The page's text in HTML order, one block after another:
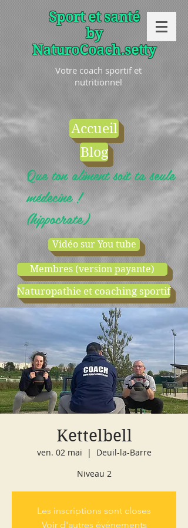
Sport et santé
by
NaturoCoach.setty
Votre coach sportif et
nutritionnel
Accueil
Blog
Que ton aliment soit ta seule
médecine !
(hippocrate)
Vidéo sur You tube
Membres (version payante)
Naturopathie et coaching sportif
cours d'essai boutique
Kettelbell
ven. 02 mai
  |
Deuil-la-Barre
Niveau 2
Les inscriptions sont closes
Voir d'autres événements